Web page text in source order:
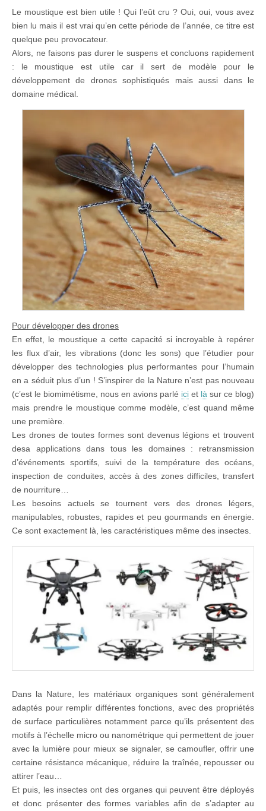
Le moustique est bien utile ! Qui l’eût cru ? Oui, oui, vous avez
bien lu mais il est vrai qu’en cette période de l’année, ce titre est
quelque peu provocateur.
Alors, ne faisons pas durer le suspens et concluons rapidement
: le moustique est utile car il sert de modèle pour le
développement de drones sophistiqués mais aussi dans le
domaine médical.
Pour développer des drones
En effet, le moustique a cette capacité si incroyable à repérer
les flux d’air, les vibrations (donc les sons) que l’étudier pour
développer des technologies plus performantes pour l’humain
en a séduit plus d’un ! S’inspirer de la Nature n’est pas nouveau
(c’est le biomimétisme, nous en avions parlé ici et là sur ce blog)
mais prendre le moustique comme modèle, c’est quand même
une première.
Les drones de toutes formes sont devenus légions et trouvent
desa applications dans tous les domaines : retransmission
d’événements sportifs, suivi de la température des océans,
inspection de conduites, accès à des zones difficiles, transfert
de nourriture…
Les besoins actuels se tournent vers des drones légers,
manipulables, robustes, rapides et peu gourmands en énergie.
Ce sont exactement là, les caractéristiques même des insectes.
Dans la Nature, les matériaux organiques sont généralement
adaptés pour remplir différentes fonctions, avec des propriétés
de surface particulières notamment parce qu’ils présentent des
motifs à l’échelle micro ou nanométrique qui permettent de jouer
avec la lumière pour mieux se signaler, se camoufler, offrir une
certaine résistance mécanique, réduire la traînée, repousser ou
attirer l’eau…
Et puis, les insectes ont des organes qui peuvent être déployés
et donc présenter des formes variables afin de s’adapter au